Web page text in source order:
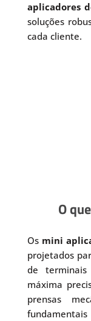
aplicadores
soluções
cada cliente.
O
Os mini
projetados
de
máxima
prensas